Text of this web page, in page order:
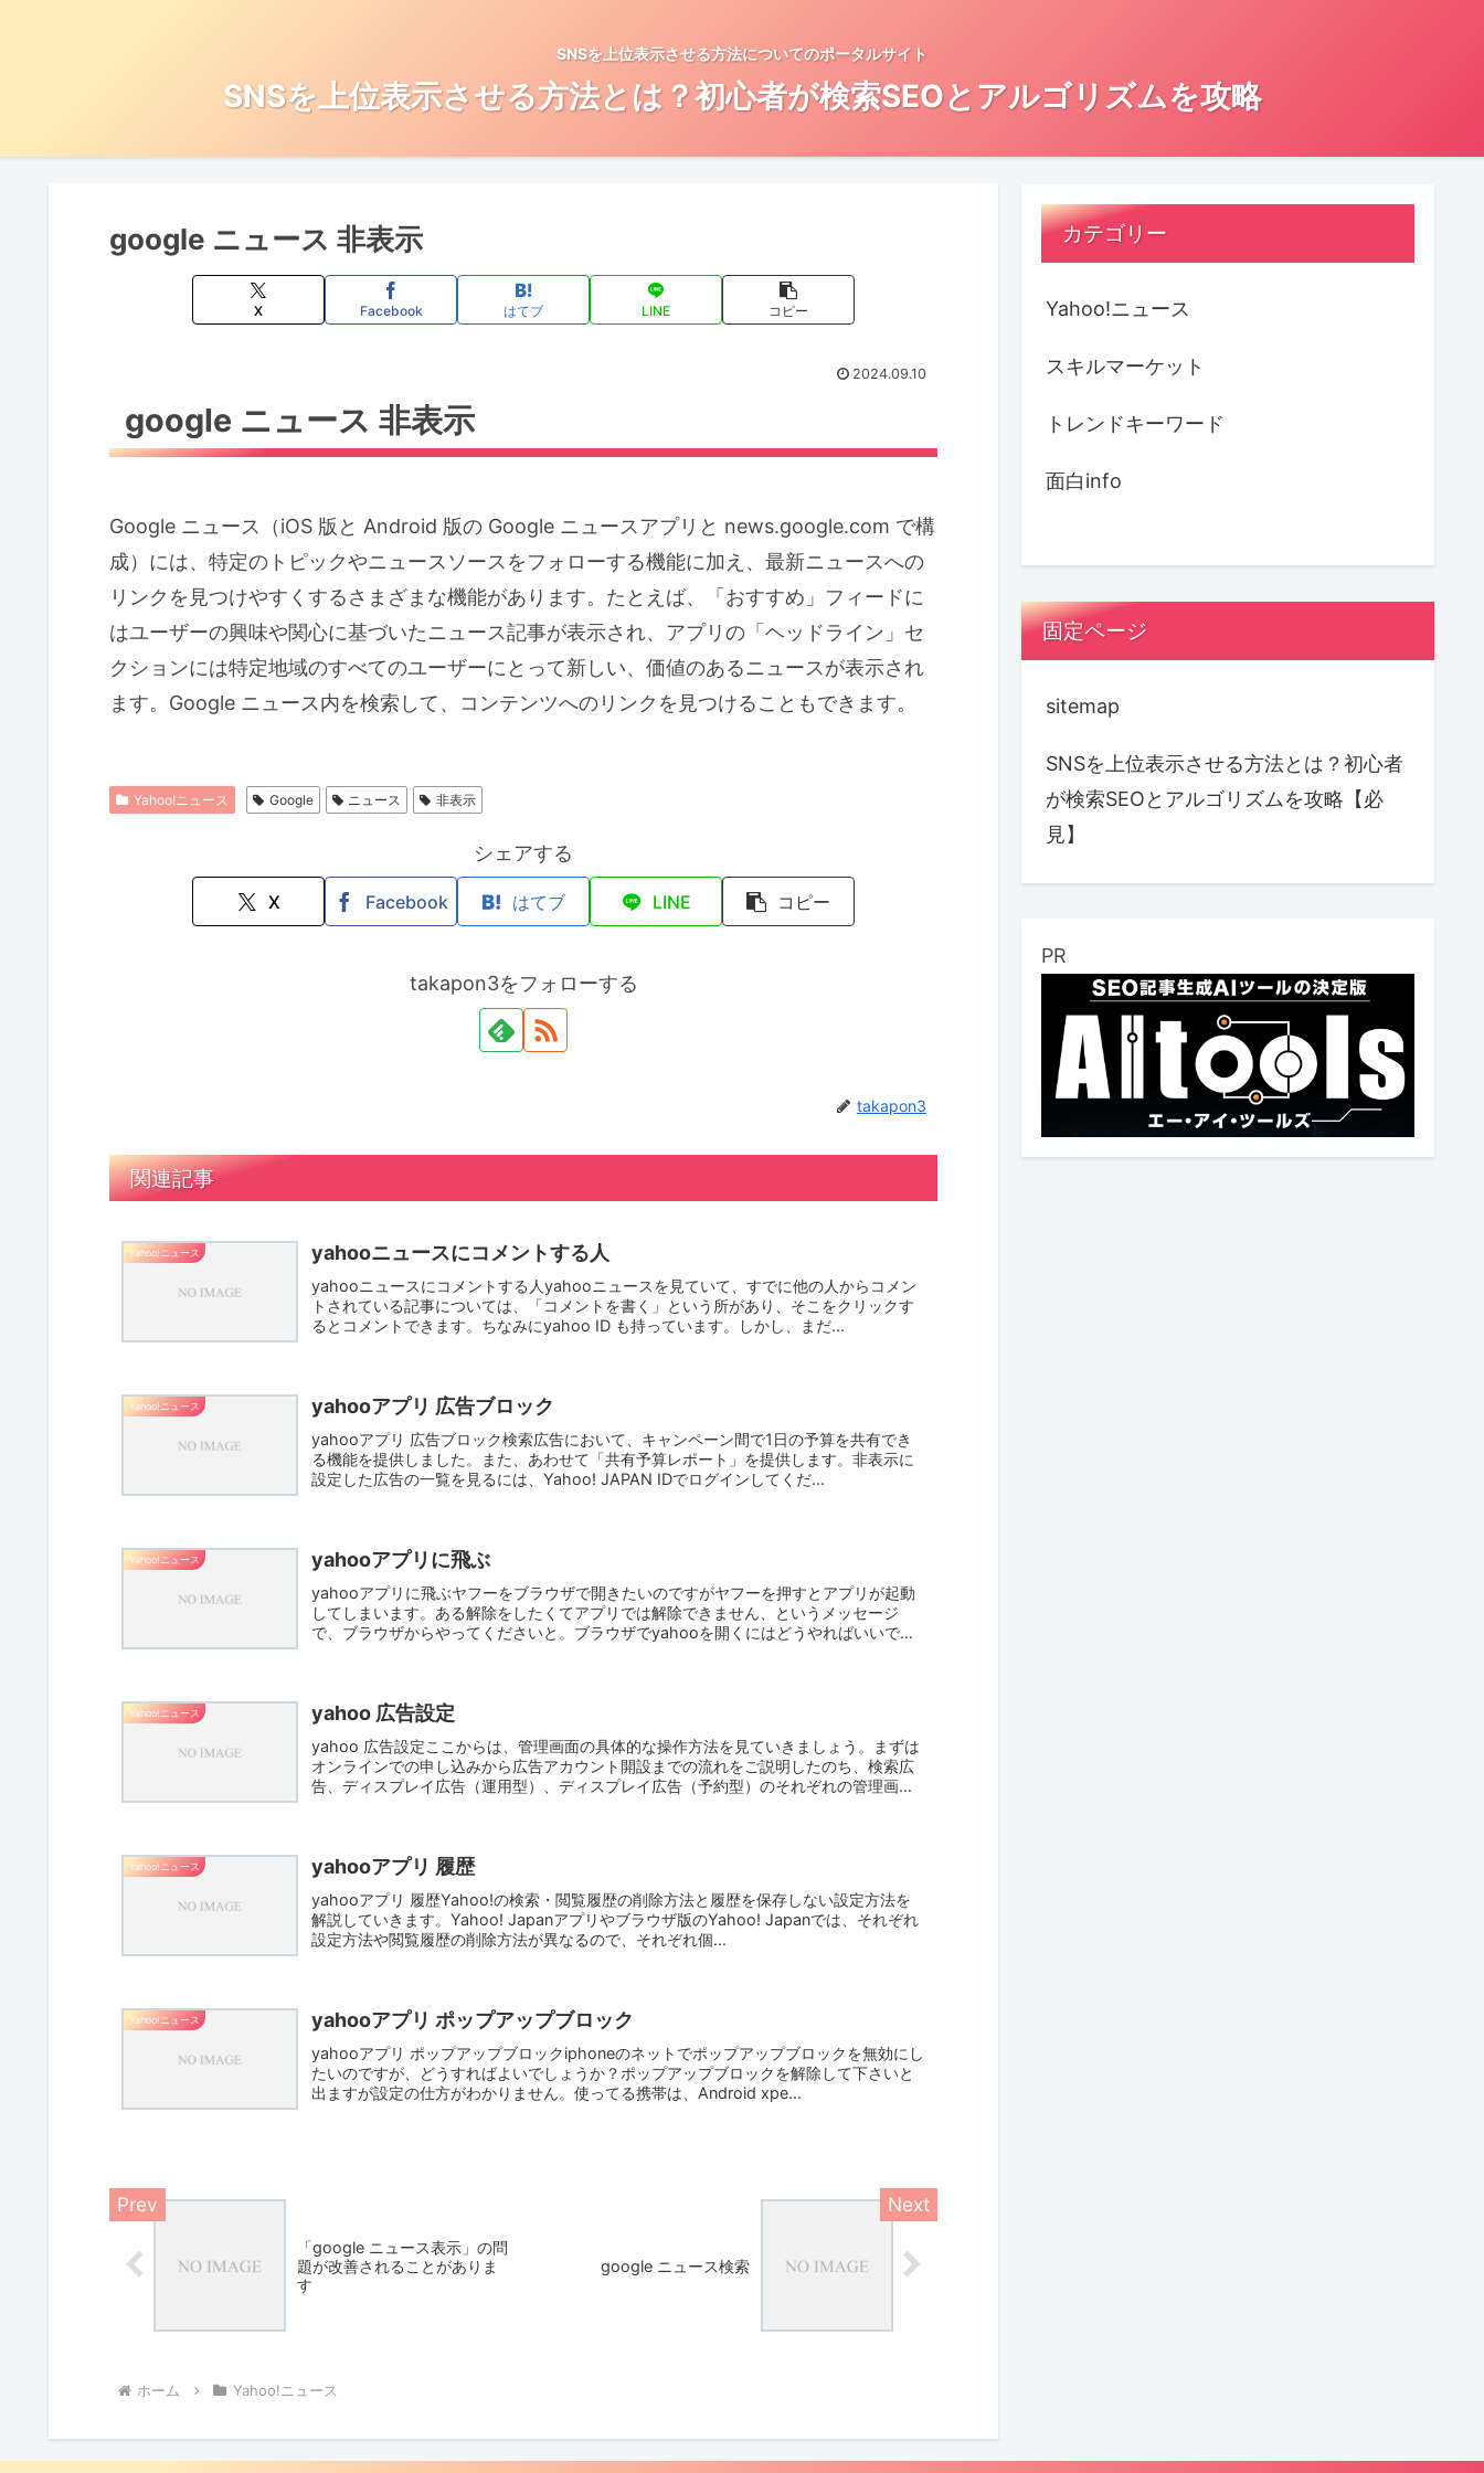
SNSを上位表示させる方法についてのポータルサイト
SNSを上位表示させる方法とは？初心者が検索SEOとアルゴリズムを攻略
google ニュース 非表示
X Facebook はてブ LINE コピー
2024.09.10
google ニュース 非表示
Google ニュース（iOS 版と Android 版の Google ニュースアプリと news.google.com で構
成）には、特定のトピックやニュースソースをフォローする機能に加え、最新ニュースへの
リンクを見つけやすくするさまざまな機能があります。たとえば、「おすすめ」フィードに
はユーザーの興味や関心に基づいたニュース記事が表示され、アプリの「ヘッドライン」セ
クションには特定地域のすべてのユーザーにとって新しい、価値のあるニュースが表示され
ます。Google ニュース内を検索して、コンテンツへのリンクを見つけることもできます。
Yahoo!ニュース Google ニュース 非表示
シェアする
X Facebook はてブ LINE コピー
takapon3をフォローする
takapon3
関連記事
Yahoo!ニュース yahooニュースにコメントする人
yahooニュースにコメントする人yahooニュースを見ていて、すでに他の人からコメン
トされている記事については、「コメントを書く」という所があり、そこをクリックす
るとコメントできます。ちなみにyahoo ID も持っています。しかし、まだ...
Yahoo!ニュース yahooアプリ 広告ブロック
yahooアプリ 広告ブロック検索広告において、キャンペーン間で1日の予算を共有でき
る機能を提供しました。また、あわせて「共有予算レポート」を提供します。非表示に
設定した広告の一覧を見るには、Yahoo! JAPAN IDでログインしてくだ...
Yahoo!ニュース yahooアプリに飛ぶ
yahooアプリに飛ぶヤフーをブラウザで開きたいのですがヤフーを押すとアプリが起動
してしまいます。ある解除をしたくてアプリでは解除できません、というメッセージ
で、ブラウザからやってくださいと。ブラウザでyahooを開くにはどうやればいいで
Yahoo!ニュース yahoo 広告設定
yahoo 広告設定ここからは、管理画面の具体的な操作方法を見ていきましょう。まずは
オンラインでの申し込みから広告アカウント開設までの流れをご説明したのち、検索広
告、ディスプレイ広告（運用型）、ディスプレイ広告（予約型）のそれぞれの管理画
Yahoo!ニュース yahooアプリ 履歴
yahooアプリ 履歴Yahoo!の検索・閲覧履歴の削除方法と履歴を保存しない設定方法を
解説していきます。Yahoo! Japanアプリやブラウザ版のYahoo! Japanでは、それぞれ
設定方法や閲覧履歴の削除方法が異なるので、それぞれ個...
Yahoo!ニュース yahooアプリ ポップアップブロック
yahooアプリ ポップアップブロックiphoneのネットでポップアップブロックを無効にし
たいのですが、どうすればよいでしょうか？ポップアップブロックを解除して下さいと
出ますが設定の仕方がわかりません。使ってる携帯は、Android xpe...
「google ニュース表示」の問
題が改善されることがありま
す
google ニュース検索
ホーム Yahoo!ニュース
カテゴリー
Yahoo!ニュース
スキルマーケット
トレンドキーワード
面白info
固定ページ
sitemap
SNSを上位表示させる方法とは？初心者
が検索SEOとアルゴリズムを攻略【必
見】
PR